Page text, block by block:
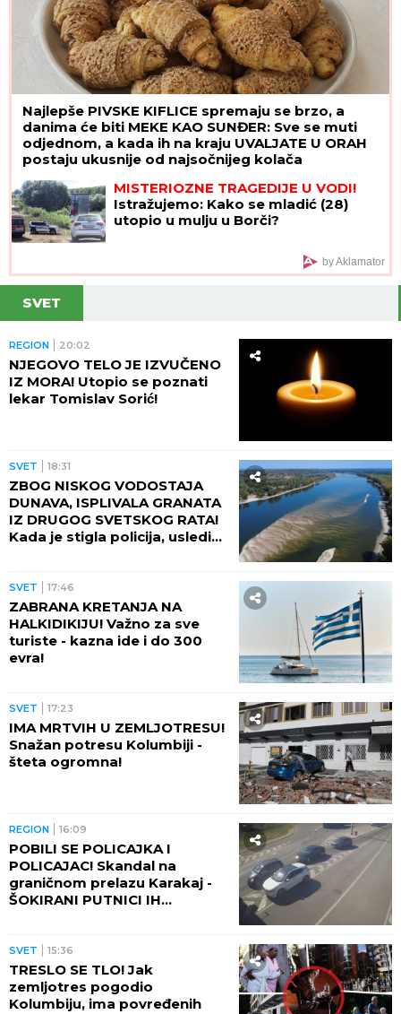
Najlepše PIVSKE KIFLICE spremaju se brzo, a
danima će biti MEKE KAO SUNĐER: Sve se muti
odjednom, a kada ih na kraju UVALJATE U ORAH
postaju ukusnije od najsočnijeg kolača
MISTERIOZNE TRAGEDIJE U VODI!
Istražujemo: Kako se mladić (28)
utopio u mulju u Borči?
by Aklamator
SVET
REGION 20:02
NJEGOVO TELO JE IZVUČENO
IZ MORA! Utopio se poznati
lekar Tomislav Sorić!
SVET 18:31
ZBOG NISKOG VODOSTAJA
DUNAVA, ISPLIVALA GRANATA
IZ DRUGOG SVETSKOG RATA!
Kada je stigla policija, usledio
SVET 17:46
ZABRANA KRETANJA NA
HALKIDIKIJU! Važno za sve
turiste - kazna ide i do 300
evra!
SVET 17:23
IMA MRTVIH U ZEMLJOTRESU!
Snažan potresu Kolumbiji -
šteta ogromna!
REGION 16:09
POBILI SE POLICAJKA I
POLICAJAC! Skandal na
graničnom prelazu Karakaj -
ŠOKIRANI PUTNICI IH
SVET 15:36
TRESLO SE TLO! Jak
zemljotres pogodio
Kolumbiju, ima povređenih